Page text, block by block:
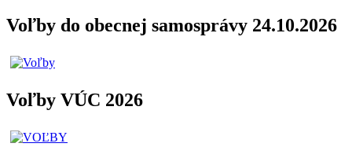
Voľby do obecnej samosprávy 24.10.2026
Voľby VÚC 2026